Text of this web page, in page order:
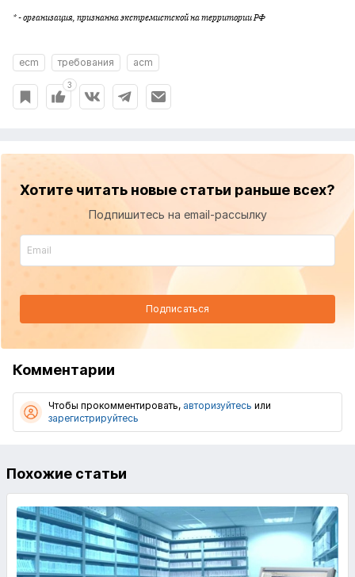
* - организация, признанна экстремистской на территории РФ
ecm требования acm
3
Хотите читать новые статьи раньше всех?
Подпишитесь на email-рассылку
Подписаться
Комментарии
Чтобы прокомментировать, авторизуйтесь или
зарегистрируйтесь
Похожие статьи